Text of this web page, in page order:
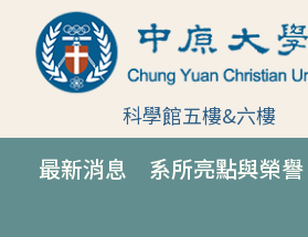
科學館五樓&六樓
最新消息 系所亮點與榮譽